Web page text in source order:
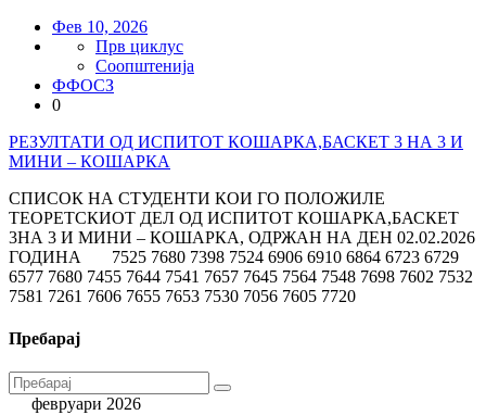
Фев 10, 2026
Прв циклус
Соопштенија
ФФОСЗ
0
РЕЗУЛТАТИ ОД ИСПИТОТ КОШАРКА,БАСКЕТ 3 НА 3 И
МИНИ – КОШАРКА
СПИСОК НА СТУДЕНТИ КОИ ГО ПОЛОЖИЛЕ
ТЕОРЕТСКИОТ ДЕЛ ОД ИСПИТОТ КОШАРКА,БАСКЕТ
3НА 3 И МИНИ – КОШАРКА, ОДРЖАН НА ДЕН 02.02.2026
ГОДИНА 7525 7680 7398 7524 6906 6910 6864 6723 6729
6577 7680 7455 7644 7541 7657 7645 7564 7548 7698 7602 7532
7581 7261 7606 7655 7653 7530 7056 7605 7720
Пребарај
февруари 2026